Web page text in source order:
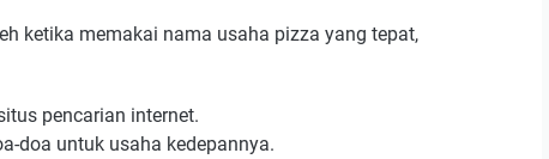
ketika memakai nama usaha pizza yang tepat,
pencarian internet.
doa untuk usaha kedepannya.